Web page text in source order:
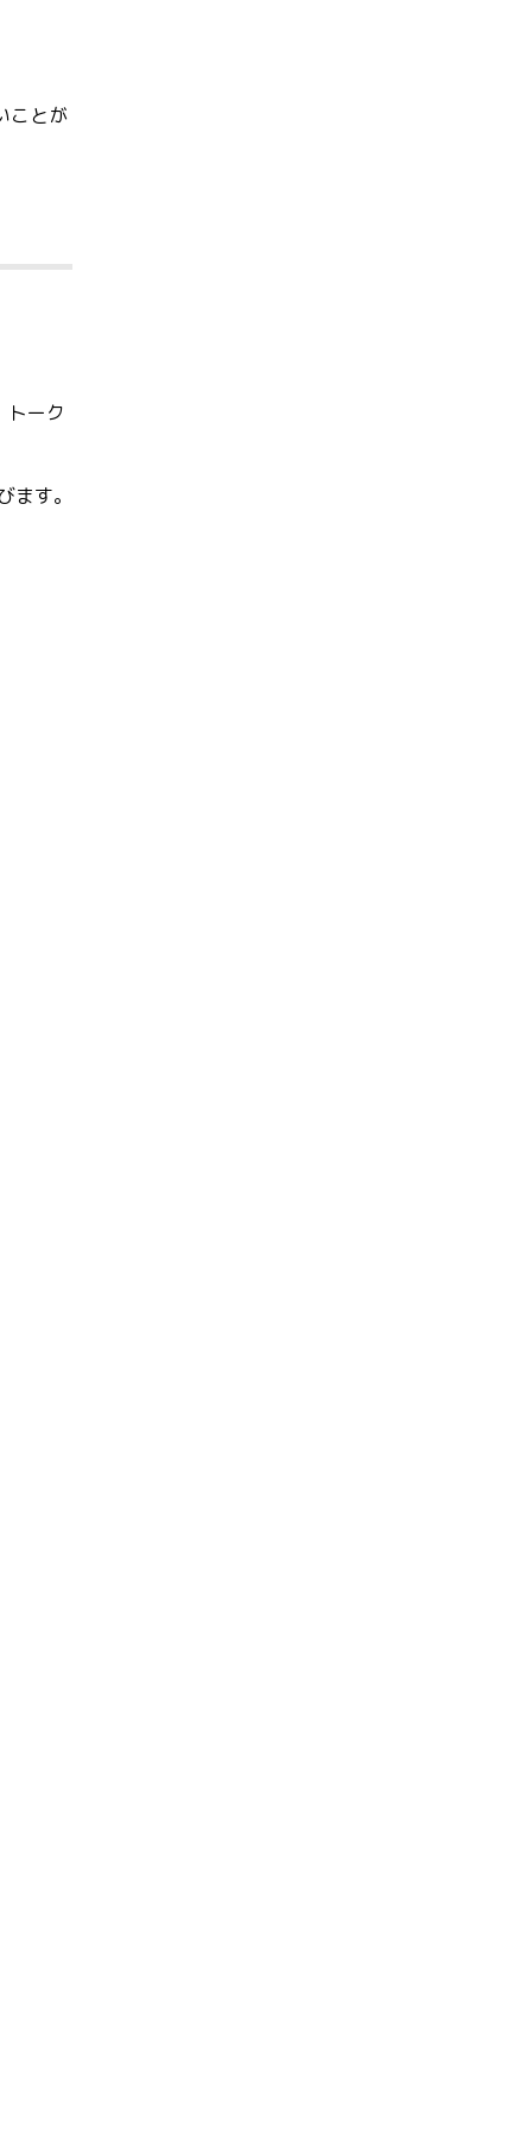
ことが
トーク
す。